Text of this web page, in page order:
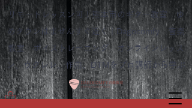
リモートレッスン可！熊本市のギター教室 ゆ
めタウンはませんすぐ近く｜Dagocomfy 音楽
教室 ボイストレーニング オンラインレッス
ン、ウクレレ、作曲、DTMをプロ講師から学ぶ